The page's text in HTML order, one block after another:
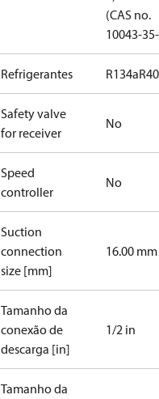
(CAS no.
10043-
Refrigerantes R134a
Safety valve
for receiver
No
Speed
controller
No
Suction
connection
size [mm]
16.00 mm
Tamanho da
conexão de
descarga [in]
1/2 in
Tamanho da